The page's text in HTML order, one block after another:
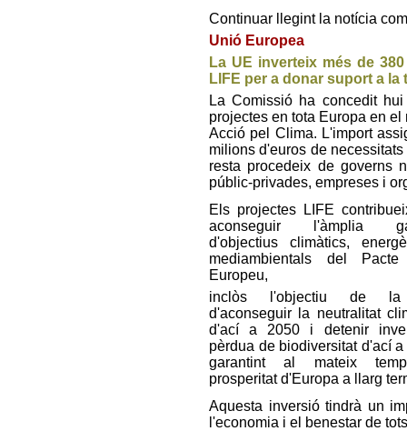
Continuar llegint la notícia
Unió Europea
La UE inverteix més de
LIFE per a donar suport a
La Comissió ha concedit
projectes en tota Europa en
Acció pel Clima. L'import
milions d'euros de
resta procedeix de governs
públic-privades, empreses i
Els projectes LIFE
aconseguir l'àmplia
d'objectius climàtics,
mediambientals del Pacte
Europeu,
inclòs l'objectiu de
d'aconseguir la neutralitat
d'ací a 2050 i detenir
pèrdua de biodiversitat d'ací a
garantint al mateix
prosperitat d'Europa a llarg
Aquesta inversió tindrà un
l'economia i el benestar de